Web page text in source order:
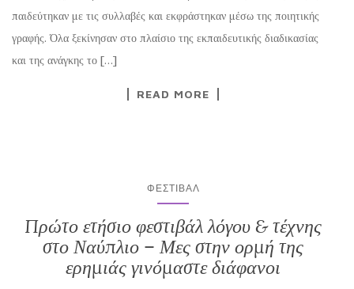
παιδεύτηκαν με τις συλλαβές και εκφράστηκαν μέσω της ποιητικής
γραφής. Όλα ξεκίνησαν στο πλαίσιο της εκπαιδευτικής διαδικασίας
και της ανάγκης το […]
READ MORE
ΦΕΣΤΙΒΆΛ
Πρώτο ετήσιο φεστιβάλ λόγου & τέχνης
στο Ναύπλιο – Μες στην ορμή της
ερημιάς γινόμαστε διάφανοι